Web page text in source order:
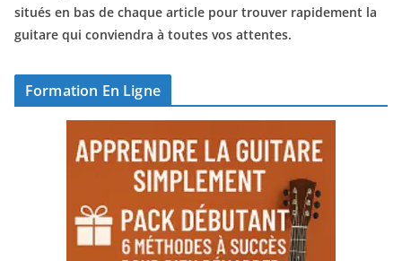
situés en bas de chaque article pour trouver rapidement la
guitare qui conviendra à toutes vos attentes.
Formation En Ligne